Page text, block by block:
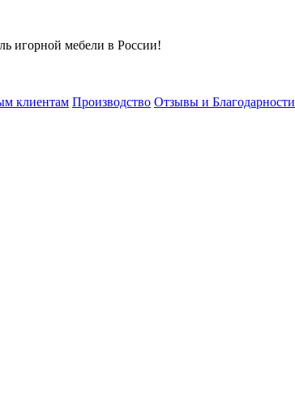
игорной мебели в России!
клиентам Производство Отзывы и Благодарности